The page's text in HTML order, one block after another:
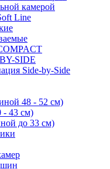
камерой
Line
SIDE
Side-by-Side
48 - 52 см)
- 43 см)
до 33 см)